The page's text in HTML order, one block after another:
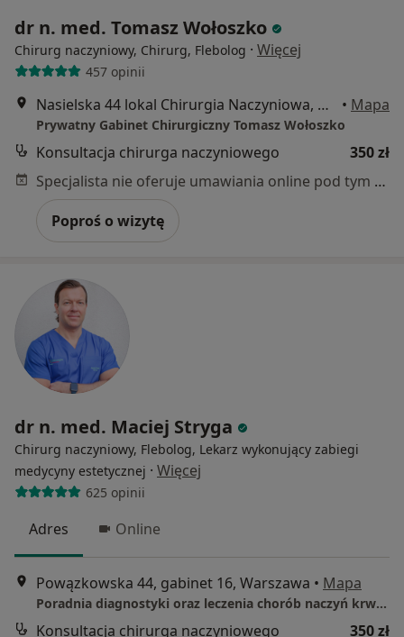
dr n. med. Tomasz Wołoszko
Chirurg naczyniowy, Chirurg, Flebolog · Więcej
457 opinii
Nasielska 44 lokal Chirurgia Naczyniowa, Warszawa • Mapa
Prywatny Gabinet Chirurgiczny Tomasz Wołoszko
Konsultacja chirurga naczyniowego
350 zł
Specjalista nie oferuje umawiania online pod tym adresem.
Poproś o wizytę
dr n. med. Maciej Stryga
Chirurg naczyniowy, Flebolog, Lekarz wykonujący zabiegi
medycyny estetycznej · Więcej
625 opinii
Adres Online
Powązkowska 44, gabinet 16, Warszawa • Mapa
Poradnia diagnostyki oraz leczenia chorób naczyń krwionośnych
Konsultacja chirurga naczyniowego
350 zł